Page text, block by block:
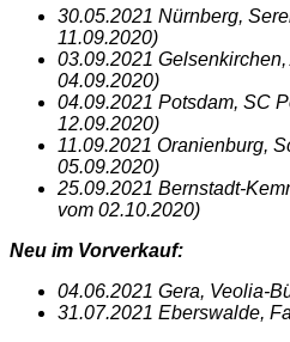
30.05.2021 Nürnberg,
11.09.2020)
03.09.2021
04.09.2020)
04.09.2021 Potsdam, SC
12.09.2020)
11.09.2021 Oranienburg,
05.09.2020)
25.09.2021 Bernstadt-
vom 02.10.2020)
Neu im Vorverkauf:
04.06.2021 Gera, Veolia-
31.07.2021 Eberswalde,